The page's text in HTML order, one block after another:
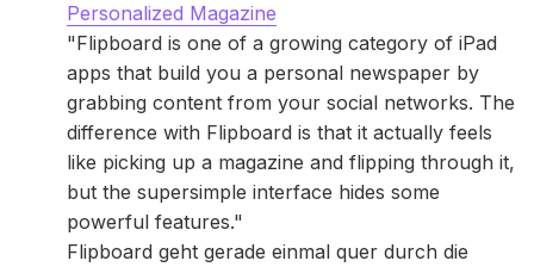
Personalized Magazine
"Flipboard is one of a growing category of iPad
apps that build you a personal newspaper by
grabbing content from your social networks. The
difference with Flipboard is that it actually feels
like picking up a magazine and flipping through it,
but the supersimple interface hides some
powerful features."
Flipboard geht gerade einmal quer durch die